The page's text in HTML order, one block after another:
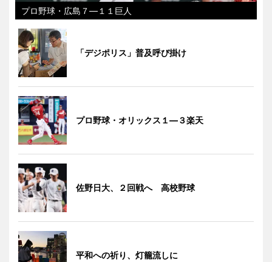
プロ野球・広島７―１１巨人
「デジポリス」普及呼び掛け
プロ野球・オリックス１―３楽天
佐野日大、２回戦へ 高校野球
平和への祈り、灯籠流しに